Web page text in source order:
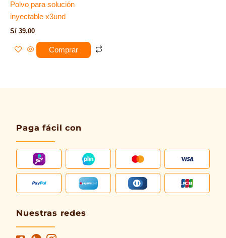
Polvo para solución
inyectable x3und
S/ 39.00
Comprar
Paga fácil con
Nuestras redes